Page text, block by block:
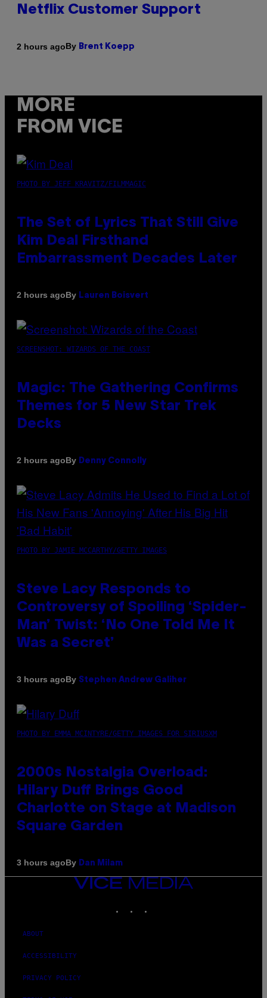
Netflix Customer Support
2 hours agoBy Brent Koepp
MORE
FROM VICE
PHOTO BY JEFF KRAVITZ/FILMMAGIC
The Set of Lyrics That Still Give
Kim Deal Firsthand
Embarrassment Decades Later
2 hours agoBy Lauren Boisvert
SCREENSHOT: WIZARDS OF THE COAST
Magic: The Gathering Confirms
Themes for 5 New Star Trek
Decks
2 hours agoBy Denny Connolly
PHOTO BY JAMIE MCCARTHY/GETTY IMAGES
Steve Lacy Responds to
Controversy of Spoiling ‘Spider-
Man’ Twist: ‘No One Told Me It
Was a Secret’
3 hours agoBy Stephen Andrew Galiher
PHOTO BY EMMA MCINTYRE/GETTY IMAGES FOR SIRIUSXM
2000s Nostalgia Overload:
Hilary Duff Brings Good
Charlotte on Stage at Madison
Square Garden
3 hours agoBy Dan Milam
VICE
MEDIA
ABOUT
ACCESSIBILITY
PRIVACY POLICY